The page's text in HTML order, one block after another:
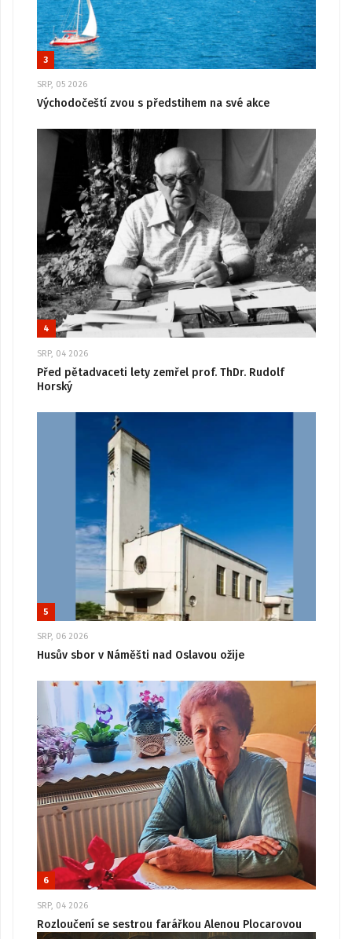
3
SRP, 05 2026
Východočeští zvou s předstihem na své akce
4
SRP, 04 2026
Před pětadvaceti lety zemřel prof. ThDr. Rudolf
Horský
5
SRP, 06 2026
Husův sbor v Náměšti nad Oslavou ožije
6
SRP, 04 2026
Rozloučení se sestrou farářkou Alenou Plocarovou